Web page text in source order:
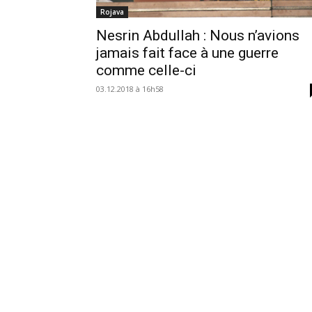
Rojava
Nesrin Abdullah : Nous n’avions
jamais fait face à une guerre
comme celle-ci
03.12.2018 à 16h58